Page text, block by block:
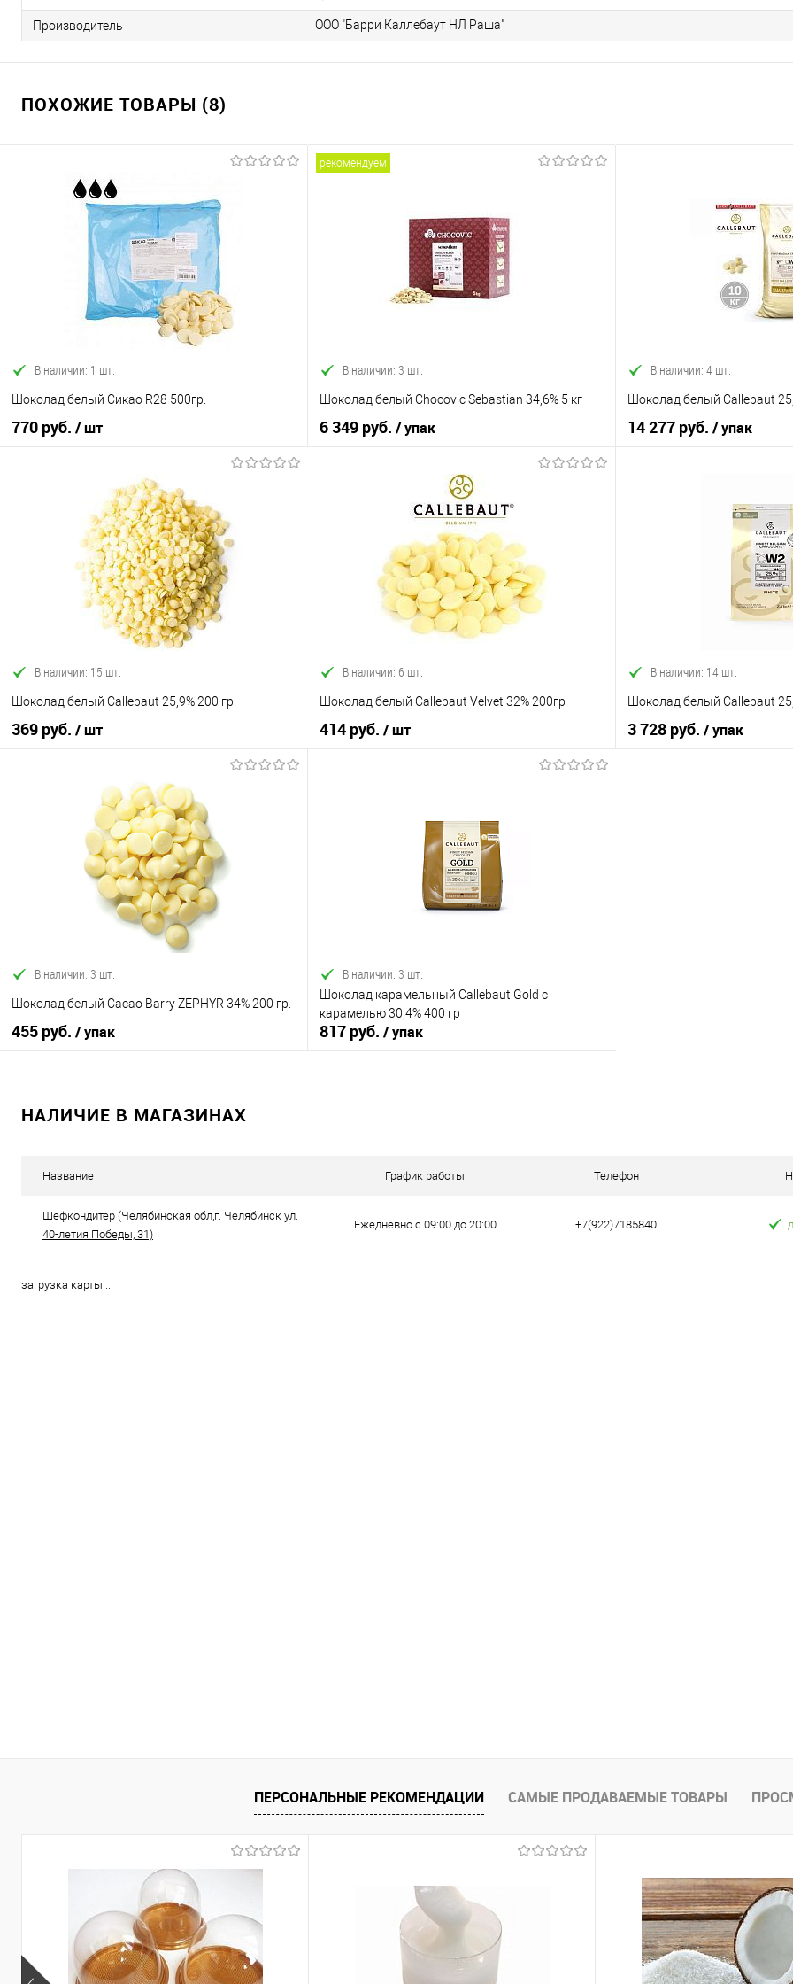
Производитель ООО "Барри Каллебаут НЛ Раша"
ПОХОЖИЕ ТОВАРЫ (8)
В наличии: 1 шт.
Шоколад белый Сикао R28 500гр.
770 руб. / шт
В корзину
Купить в 1 клик
Сравнение
В избранное
В наличии
рекомендуем
В наличии: 3 шт.
Шоколад белый Chocovic Sebastian 34,6% 5 кг
6 349 руб. / упак
В корзину
Купить в 1 клик
Сравнение
В избранное
В наличии
В наличии: 4 шт.
Шоколад белый Callebaut
14 277 руб. / упак
В
В наличии: 15 шт.
Шоколад белый Callebaut 25,9% 200 гр.
369 руб. / шт
В корзину
Купить в 1 клик
Сравнение
В наличии
В наличии: 6 шт.
Шоколад белый Callebaut Velvet 32% 200гр
414 руб. / шт
Сравнение
В наличии
В наличии: 14 шт.
Шоколад белый Callebaut
3 728 руб. / упак
В наличии: 3 шт.
Шоколад белый Cacao Barry ZEPHYR 34% 200 гр.
455 руб. / упак
В корзину
В наличии: 3 шт.
Шоколад карамельный Callebaut Gold с
карамелью 30,4% 400 гр
817 руб. / упак
НАЛИЧИЕ В МАГАЗИНАХ
Название График работы Телефон
Шефкондитер (Челябинская обл,г. Челябинск ул.
40-летия Победы, 31)
Ежедневно с 09:00 до 20:00 +7(922)7185840
загрузка карты...
ПЕРСОНАЛЬНЫЕ РЕКОМЕНДАЦИИ САМЫЕ ПРОДАВАЕМЫЕ ТОВАРЫ